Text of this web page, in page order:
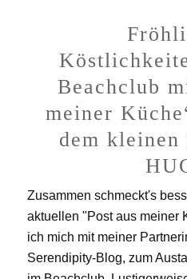
Beachclub
meiner
dem
Zusammen schmeckt's
aktuellen "Post aus meiner
ich mich mit meiner
Serendipity-Blog, zum